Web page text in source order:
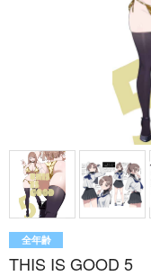
全年齢
THIS IS GOOD 5